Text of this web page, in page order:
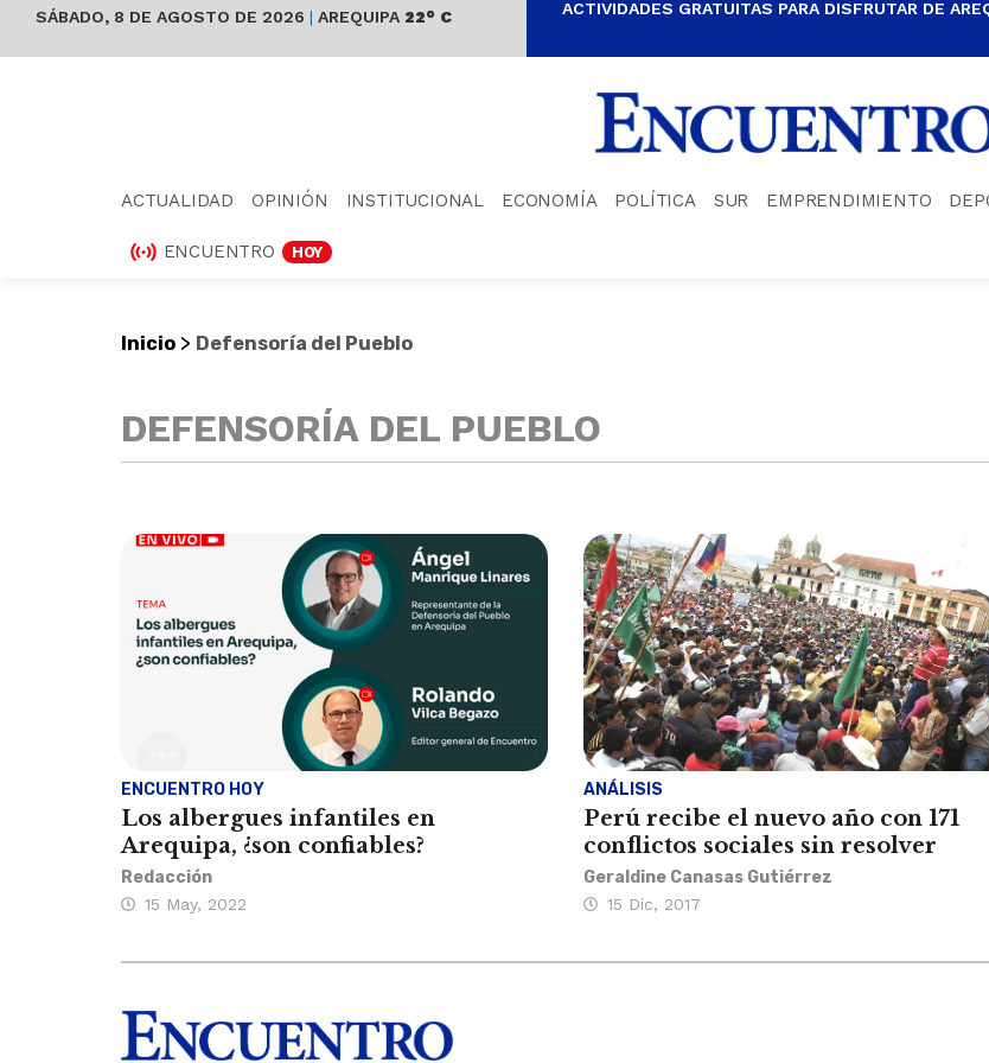
SÁBADO, 8 DE AGOSTO DE 2026 | AREQUIPA 22° C ACTIVIDADES GRATUITAS PARA DISFRUTAR DE
ACTUALIDAD OPINIÓN INSTITUCIONAL ECONOMÍA POLÍTICA SUR EMPRENDIMIENTO
ENCUENTRO HOY
Inicio > Defensoría del Pueblo
DEFENSORÍA DEL PUEBLO
ENCUENTRO HOY
Los albergues infantiles en
Arequipa, ¿son confiables?
Redacción
15 May, 2022
ANÁLISIS
Perú recibe el nuevo año con 171
conflictos sociales sin resolver
Geraldine Canasas Gutiérrez
15 Dic, 2017